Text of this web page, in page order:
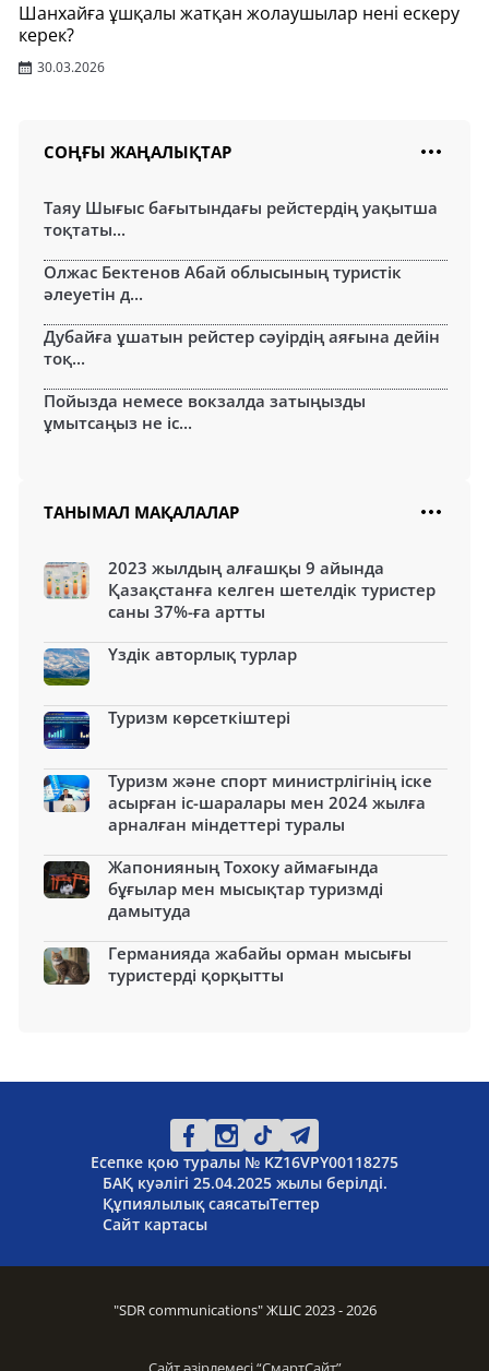
Шанхайға ұшқалы жатқан жолаушылар нені ескеру
керек?
30.03.2026
СОҢҒЫ ЖАҢАЛЫҚТАР
Таяу Шығыс бағытындағы рейстердің уақытша
тоқтаты...
Олжас Бектенов Абай облысының туристік
әлеуетін д...
Дубайға ұшатын рейстер сәуірдің аяғына дейін
тоқ...
Пойызда немесе вокзалда затыңызды
ұмытсаңыз не іс...
ТАНЫМАЛ МАҚАЛАЛАР
2023 жылдың алғашқы 9 айында
Қазақстанға келген шетелдік туристер
саны 37%-ға артты
Үздік авторлық турлар
Туризм көрсеткіштері
Туризм және спорт министрлігінің іске
асырған іс-шаралары мен 2024 жылға
арналған міндеттері туралы
Жапонияның Тохоку аймағында
бұғылар мен мысықтар туризмді
дамытуда
Германияда жабайы орман мысығы
туристерді қорқытты
Есепке қою туралы № KZ16VPY00118275
БАҚ куәлігі 25.04.2025 жылы берілді.
Құпиялылық саясатыТегтер
Сайт картасы
"SDR communications" ЖШС 2023 - 2026